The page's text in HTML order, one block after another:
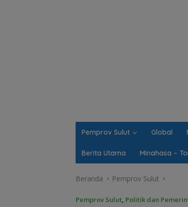
Pemprov Sulut Global
Berita Utama Minahasa –
Beranda Pemprov Sulut
Pemprov Sulut, Politik dan